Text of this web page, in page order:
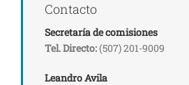
Contacto
Secretaría de comisiones
Tel. Directo:(507) 201-9009
Leandro Avila